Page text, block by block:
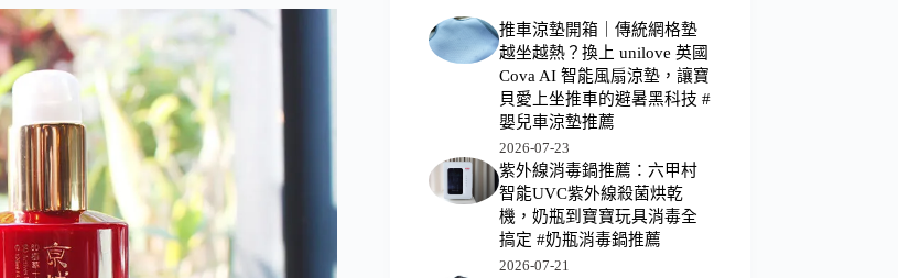
推車涼墊開箱｜傳統網格墊
越坐越熱？換上 unilove 英國
Cova AI 智能風扇涼墊，讓寶
貝愛上坐推車的避暑黑科技 #
嬰兒車涼墊推薦
2026-07-23
紫外線消毒鍋推薦：六甲村
智能UVC紫外線殺菌烘乾
機，奶瓶到寶寶玩具消毒全
搞定 #奶瓶消毒鍋推薦
2026-07-21